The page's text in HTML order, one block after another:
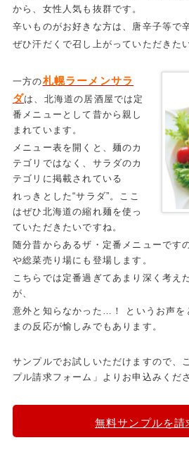
から、女性人気も抜群です。
辛いものがお好きな方は、唐辛子等で
ぜひ汗だくで召し上がっていただきた
一方の札幌ラーメンサラ
ダは、北海道の居酒屋では定
番メニューとして昔から親し
まれています。
メニュー表を開くと、麺のカ
テゴリではなく、サラダのカ
テゴリに掲載されている
れっきとした“サラダ”。ここ
はぜひ北海道の縮れ麺を使っ
ていただきたいですね。
随分昔からあるザ・定番メニューです
や総菜売り場にも登場します。
こちらでは定番過ぎてあまり深く考え
が、
意外と知らなかった…！ というお声を
まの反応が愉しみでもあります。
サンプルでお試しいただけますので、
プル請求フォーム」よりお申込みくだ
無料サンプルを請